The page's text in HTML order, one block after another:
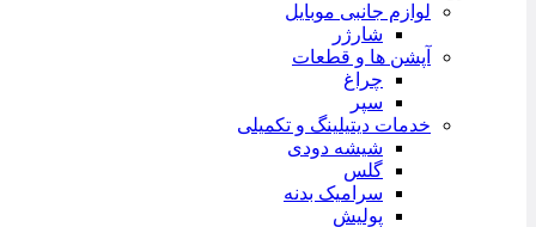
لوازم جانبی موبایل
شارژر
آپشن ها و قطعات
چراغ
سپر
خدمات دیتیلینگ و تکمیلی
شیشه دودی
گلس
سرامیک بدنه
پولیش